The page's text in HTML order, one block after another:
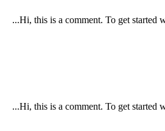
Hi, this is a comment. To get started
Hi, this is a comment. To get started